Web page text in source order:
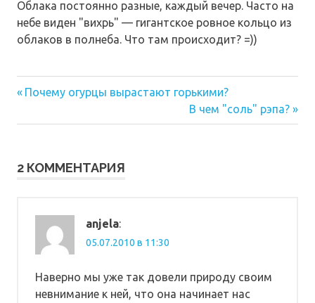
Облака постоянно разные, каждый вечер. Часто на
небе виден "вихрь" — гигантское ровное кольцо из
облаков в полнеба. Что там происходит? =))
Навигация
по
Предыдущая
Почему огурцы вырастают горькими?
Следующая
запись:
В чем "соль" рэпа?
2 КОММЕНТАРИЯ
anjela:
05.07.2010 в 11:30
Наверно мы уже так довели природу своим
невнимание к ней, что она начинает нас